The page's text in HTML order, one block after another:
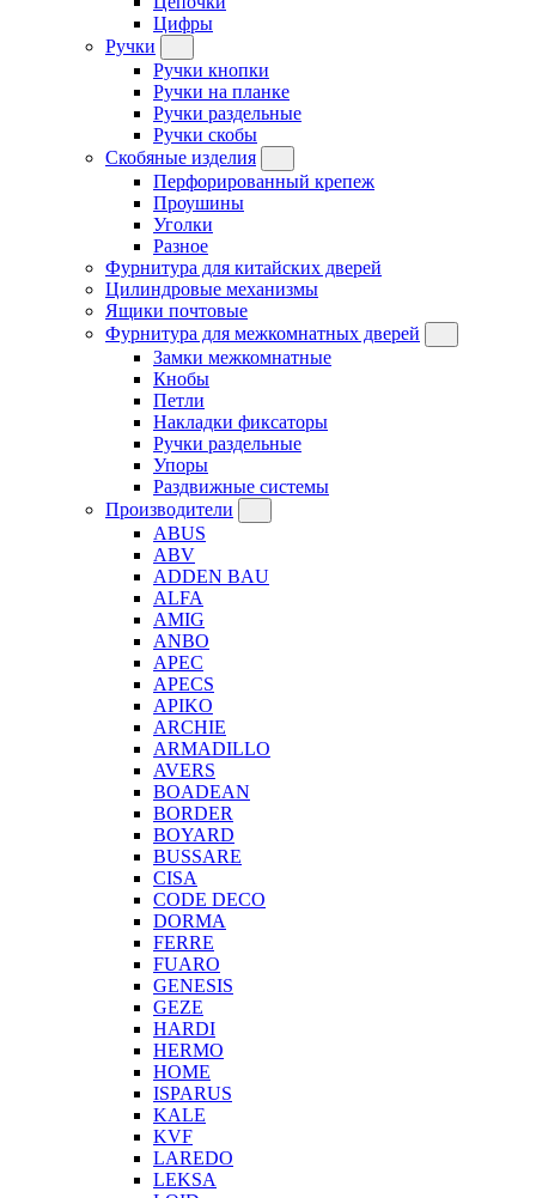
Цифры
Ручки
Ручки кнопки
Ручки на планке
Ручки раздельные
Ручки скобы
Скобяные изделия
Перфорированный крепеж
Проушины
Уголки
Разное
Фурнитура для китайских дверей
Цилиндровые механизмы
Ящики почтовые
Фурнитура для межкомнатных дверей
Замки межкомнатные
Кнобы
Петли
Накладки фиксаторы
Ручки раздельные
Упоры
Раздвижные системы
Производители
ABUS
ABV
ADDEN BAU
ALFA
AMIG
ANBO
APEC
APECS
APIKO
ARCHIE
ARMADILLO
AVERS
BOADEAN
BORDER
BOYARD
BUSSARE
CISA
CODE DECO
DORMA
FERRE
FUARO
GENESIS
GEZE
HARDI
HERMO
HOMЕ
ISPARUS
KALE
KVF
LAREDO
LEKSA